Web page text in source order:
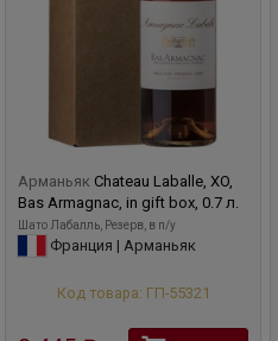
Арманьяк Chateau Laballe, XO,
Bas Armagnac, in gift box, 0.7 л.
Шато Лабалль, Резерв, в п/у
Франция | Арманьяк
Код товара: ГП-55321